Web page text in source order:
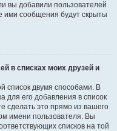
вы добавили пользователей
ими сообщения будут скрыты
в списках моих друзей и
список двумя способами. В
для его добавления в список
сделать это прямо из вашего
имени пользователя. Вы
списков на той